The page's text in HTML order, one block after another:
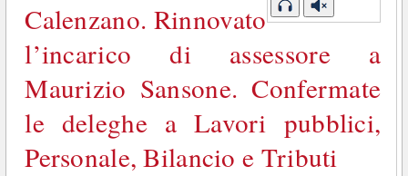
Calenzano. Rinnovato
l’incarico di assessore a
Maurizio Sansone. Confermate
le deleghe a Lavori pubblici,
Personale, Bilancio e Tributi